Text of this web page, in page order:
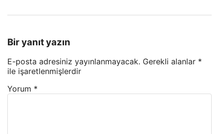
Bir yanıt yazın
E-posta adresiniz yayınlanmayacak. Gerekli alanlar *
ile işaretlenmişlerdir
Yorum *